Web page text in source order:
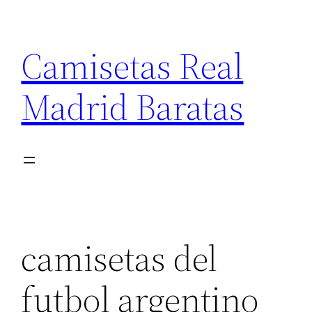
contenido
Camisetas Real
Madrid Baratas
camisetas del
futbol argentino